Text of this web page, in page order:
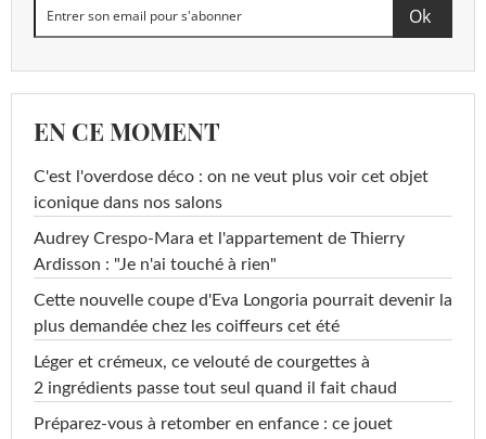
EN CE MOMENT
C'est l'overdose déco : on ne veut plus voir cet objet
iconique dans nos salons
Audrey Crespo-Mara et l'appartement de Thierry
Ardisson : "Je n'ai touché à rien"
Cette nouvelle coupe d'Eva Longoria pourrait devenir la
plus demandée chez les coiffeurs cet été
Léger et crémeux, ce velouté de courgettes à
2 ingrédients passe tout seul quand il fait chaud
Préparez-vous à retomber en enfance : ce jouet